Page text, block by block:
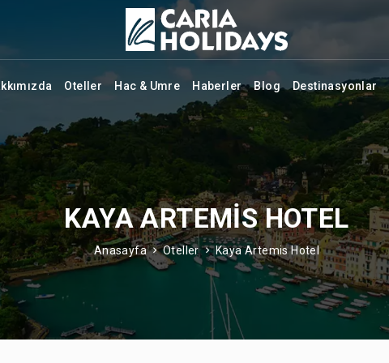
Oteller Hac & Umre Haberler Blog Destinasyonlar
KAYA ARTEMIS HOTEL
Anasayfa Oteller Kaya Artemis Hotel